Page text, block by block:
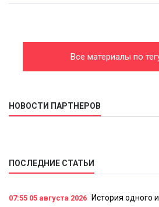
Все материалы по
НОВОСТИ ПАРТНЕРОВ
ПОСЛЕДНИЕ СТАТЬИ
07:55 05 августа 2026 История одного